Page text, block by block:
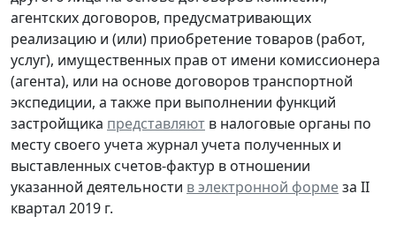
агентских договоров, предусматривающих
реализацию и (или) приобретение товаров (работ,
услуг), имущественных прав от имени комиссионера
(агента), или на основе договоров транспортной
экспедиции, а также при выполнении функций
застройщика представляют в налоговые органы по
месту своего учета журнал учета полученных и
выставленных счетов-фактур в отношении
указанной деятельности в электронной формеза II
квартал 2019 г.